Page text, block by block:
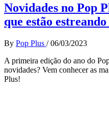
Novidades no Pop
que estão
By Pop Plus / 06/03/2023
A primeira edição do ano do
novidades? Vem conhecer as
Plus!